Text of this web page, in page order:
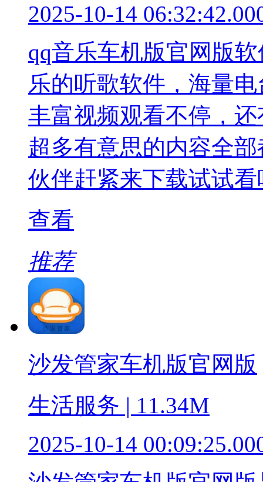
2025-10-14
qq音乐车机版官网版
乐的听歌软件，海量
丰富视频观看不停，
超多有意思的内容全
伙伴赶紧来下载试试看
查看
推荐
沙发管家车机版官网版
生活服务 | 11.34M
2025-10-14